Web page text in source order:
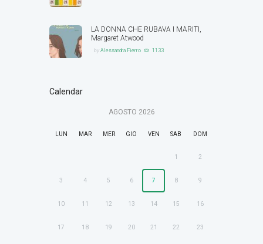
LA DONNA CHE RUBAVA I MARITI,
Margaret Atwood
byAlessandra Fierro 1133
Calendar
AGOSTO 2026
LUN MAR MER GIO VEN SAB DOM
1 2
3 4 5 6 7 8 9
10 11 12 13 14 15 16
17 18 19 20 21 22 23